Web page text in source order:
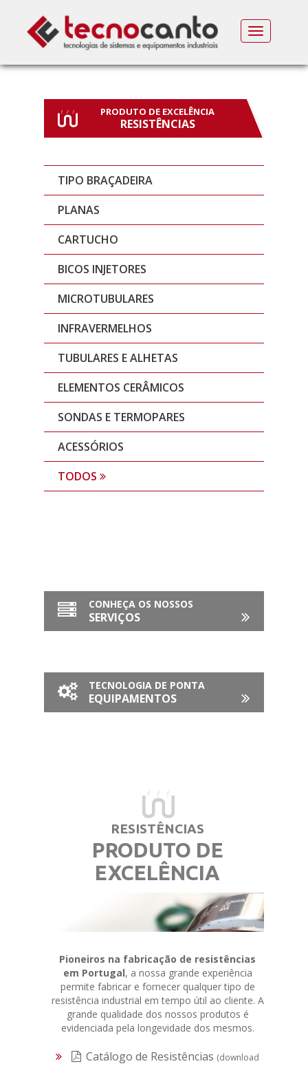
MENU
PRODUTO DE EXCELÊNCIA
RESISTÊNCIAS
TIPO BRAÇADEIRA
PLANAS
CARTUCHO
BICOS INJETORES
MICROTUBULARES
INFRAVERMELHOS
TUBULARES E ALHETAS
ELEMENTOS CERÂMICOS
SONDAS E TERMOPARES
ACESSÓRIOS
TODOS
CONHEÇA OS NOSSOS
SERVIÇOS
TECNOLOGIA DE PONTA
EQUIPAMENTOS
RESISTÊNCIAS
PRODUTO DE
EXCELÊNCIA
Pioneiros na fabricação de resistências
em Portugal, a nossa grande experiência
permite fabricar e fornecer qualquer tipo de
resistência industrial em tempo útil ao cliente. A
grande qualidade dos nossos produtos é
evidenciada pela longevidade dos mesmos.
Catálogo de Resistências (download